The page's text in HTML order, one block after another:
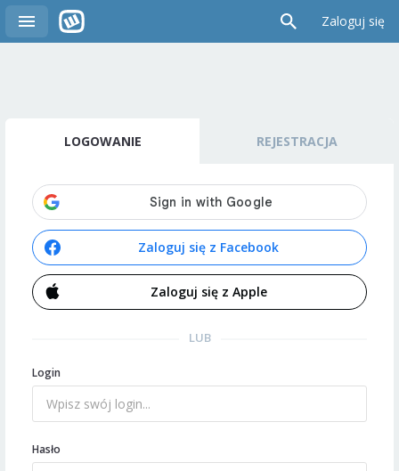
Zaloguj się
LOGOWANIE REJESTRACJA
Zaloguj się z Facebook
Zaloguj się z Apple
LUB
Login
Hasło